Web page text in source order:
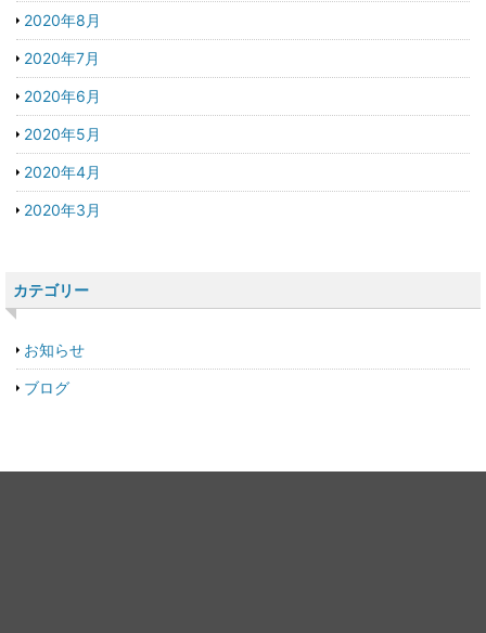
2020年8月
2020年7月
2020年6月
2020年5月
2020年4月
2020年3月
カテゴリー
お知らせ
ブログ